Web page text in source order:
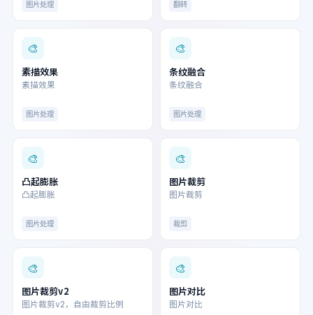
图片处理 翻转
🎨
素描效果
素描效果
图片处理
🎨
条纹融合
条纹融合
图片处理
🎨
凸起膨胀
凸起膨胀
图片处理
🎨
图片裁剪
图片裁剪
裁剪
🎨
图片裁剪v2
图片裁剪v2，自由裁剪比例
🎨
图片对比
图片对比